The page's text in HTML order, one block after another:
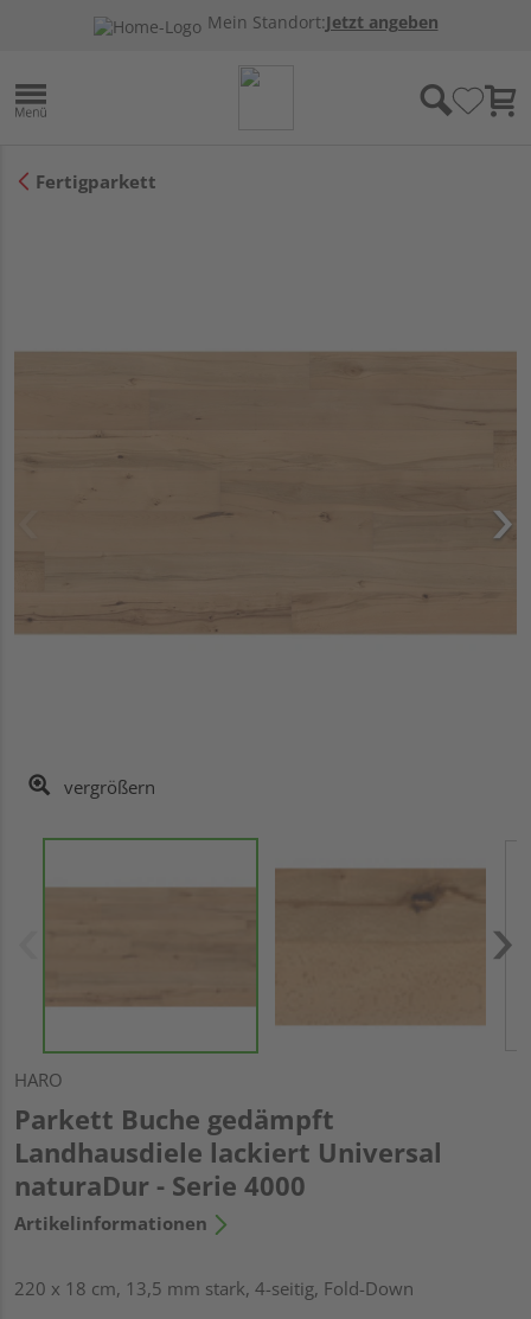
Mein Standort:Jetzt angeben
Fertigparkett
vergrößern
HARO
Parkett Buche gedämpft
Landhausdiele lackiert Universal
naturaDur - Serie 4000
Artikelinformationen
220 x 18 cm, 13,5 mm stark, 4-seitig, Fold-Down